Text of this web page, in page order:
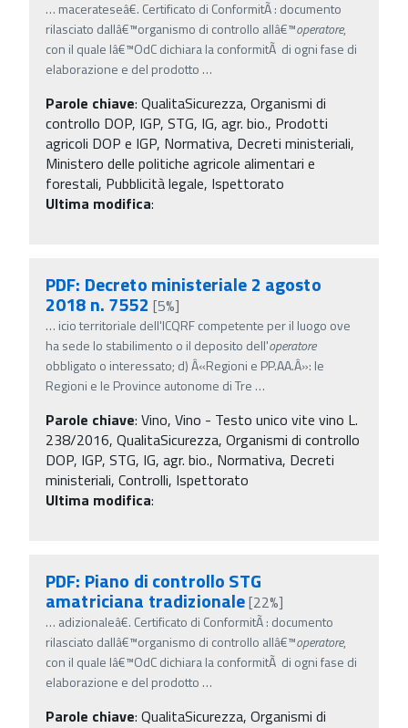
… macerateseâ€. Certificato di ConformitÃ : documento
rilasciato dallâ€™organismo di controllo allâ€™operatore,
con il quale lâ€™OdC dichiara la conformitÃ di ogni fase di
elaborazione e del prodotto …
Parole chiave: QualitaSicurezza, Organismi di
controllo DOP, IGP, STG, IG, agr. bio., Prodotti
agricoli DOP e IGP, Normativa, Decreti ministeriali,
Ministero delle politiche agricole alimentari e
forestali, Pubblicità legale, Ispettorato
Ultima modifica:
PDF: Decreto ministeriale 2 agosto
2018 n. 7552 [5%]
… icio territoriale dell'ICQRF competente per il luogo ove
ha sede lo stabilimento o il deposito dell'operatore
obbligato o interessato; d) Â«Regioni e PP.AA.Â»: le
Regioni e le Province autonome di Tre …
Parole chiave: Vino, Vino - Testo unico vite vino L.
238/2016, QualitaSicurezza, Organismi di controllo
DOP, IGP, STG, IG, agr. bio., Normativa, Decreti
ministeriali, Controlli, Ispettorato
Ultima modifica:
PDF: Piano di controllo STG
amatriciana tradizionale[22%]
… adizionaleâ€. Certificato di ConformitÃ : documento
rilasciato dallâ€™organismo di controllo allâ€™operatore,
con il quale lâ€™OdC dichiara la conformitÃ di ogni fase di
elaborazione e del prodotto …
Parole chiave: QualitaSicurezza, Organismi di